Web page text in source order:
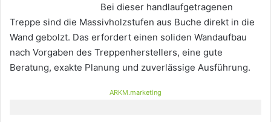
Bei dieser handlaufgetragenen
Treppe sind die Massivholzstufen aus Buche direkt in die
Wand gebolzt. Das erfordert einen soliden Wandaufbau
nach Vorgaben des Treppenherstellers, eine gute
Beratung, exakte Planung und zuverlässige Ausführung.
ARKM.marketing